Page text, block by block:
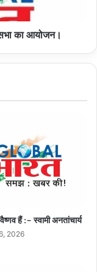
सभा का आयोजन।
हैं :– स्वामी अनतांचार्य
2026